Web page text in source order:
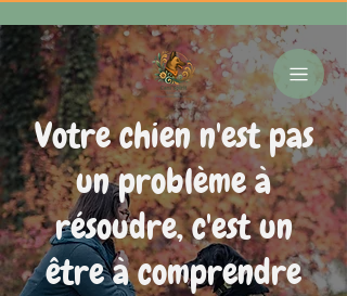
Votre chien n'est pas
un problème à
résoudre, c'est un
être à comprendre